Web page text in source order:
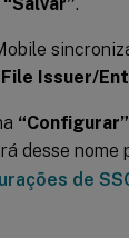
Issuer/
desse nome
de